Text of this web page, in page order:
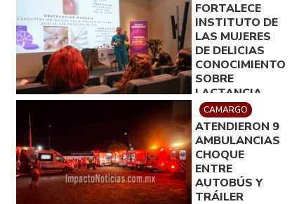
FORTALECE
INSTITUTO DE
LAS MUJERES
DE DELICIAS
SOBRE
LACTANCIA
MATERNA CON
TALLER
TEÓRICO-
PRÁCTICO
CAMARGO
ATENDIERON 9
AMBULANCIAS
CHOQUE
ENTRE
AUTOBÚS Y
TRÁILER